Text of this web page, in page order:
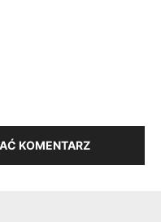
KOMENTARZ